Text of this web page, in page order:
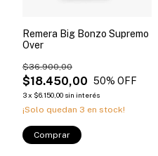
Remera Big Bonzo Supremo
Over
$18.450,00
$36.900,00
50% OFF
3x $6.150,00 sin interés
¡Solo quedan 3 en stock!
Comprar